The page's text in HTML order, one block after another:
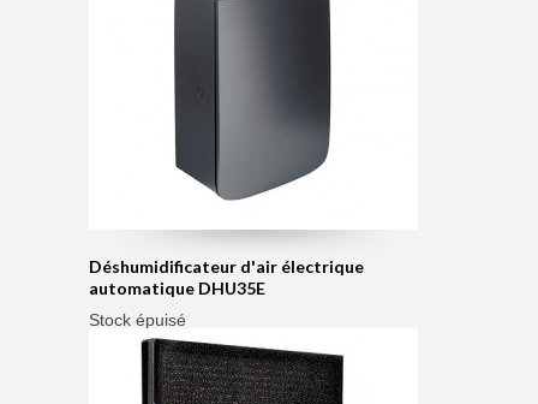
Déshumidificateur d'air électrique
automatique DHU35E
Stock épuisé